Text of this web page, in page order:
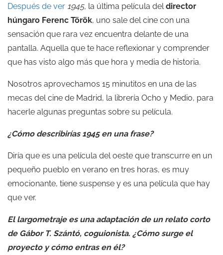
Después de ver 1945, la última película deldirector
húngaro Ferenc Török, uno sale del cine con una
sensación que rara vez encuentra delante de una
pantalla. Aquella que te hace reflexionar y comprender
que has visto algo más que hora y media de historia.
Nosotros aprovechamos 15 minutitos en una de las
mecas del cine de Madrid, la librería Ocho y Medio, para
hacerle algunas preguntas sobre su película.
¿Cómo describirías 1945 en una frase?
Diría que es una película del oeste que transcurre en un
pequeño pueblo en verano en tres horas, es muy
emocionante, tiene suspense y es una película que hay
que ver.
El largometraje es una adaptación de un relato corto
de Gábor T. Szántó, coguionista. ¿Cómo surge el
proyecto y cómo entras en él?